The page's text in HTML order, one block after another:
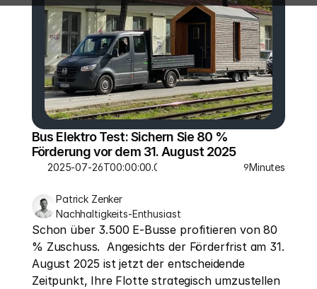
Bus Elektro Test: Sichern Sie 80 %
Förderung vor dem 31. August 2025
2025-07-26T00:00:00.000Z 9Minutes
Patrick Zenker
Nachhaltigkeits-Enthusiast
Schon über 3.500 E-Busse profitieren von 80
% Zuschuss.  Angesichts der Förderfrist am 31.
August 2025 ist jetzt der entscheidende
Zeitpunkt, Ihre Flotte strategisch umzustellen